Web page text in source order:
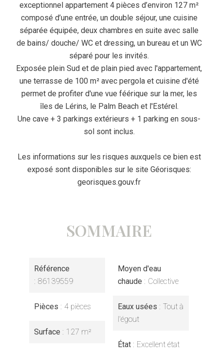
exceptionnel appartement 4 pièces d’environ 127 m²
composé d’une entrée, un double séjour, une cuisine
séparée équipée, deux chambres en suite avec salle
de bains/ douche/ WC et dressing, un bureau et un WC
séparé pour les invités.
Exposée plein Sud et de plain pied avec l'appartement,
une terrasse de 100 m² avec pergola et cuisine d'été
permet de profiter d'une vue féérique sur la mer, les
îles de Lérins, le Palm Beach et l'Estérel.
Une cave + 3 parkings extérieurs + 1 parking en sous-
sol sont inclus.
Les informations sur les risques auxquels ce bien est
exposé sont disponibles sur le site Géorisques:
georisques.gouv.fr
SOMMAIRE
Référence
86139559
Pièces 4 pièces
Surface 127 m²
Moyen d'eau
chaude
Collective
Eaux usées
Tout à
l'égout
État Excellent état